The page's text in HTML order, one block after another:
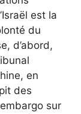
est la
du
d’abord,
en
des
sur